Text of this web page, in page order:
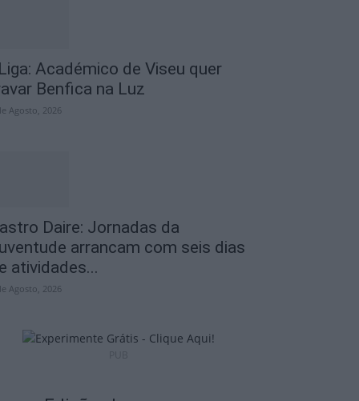
Académico de Viseu quer
Benfica na Luz
Agosto, 2026
Daire: Jornadas da
arrancam com seis dias
atividades...
Agosto, 2026